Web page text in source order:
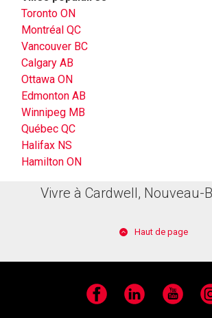
Toronto ON
Montréal QC
Vancouver BC
Calgary AB
Ottawa ON
Edmonton AB
Winnipeg MB
Québec QC
Halifax NS
Hamilton ON
Vivre à Cardwell, Nouveau-
Haut de page
Facebook LinkedIn YouTube